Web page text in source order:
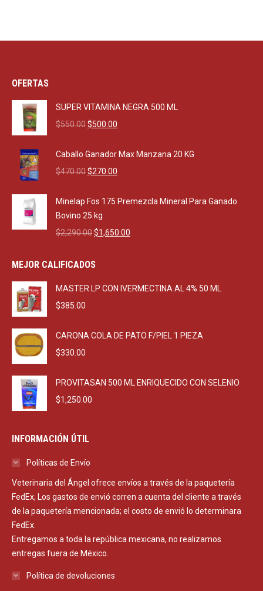
OFERTAS
SUPER VITAMINA NEGRA 500 ML
$550.00Original
was:
$550.00.
$500.00
is:
Caballo Ganador Max Manzana 20 KG
$470.00Original
was:
$470.00.
$270.00
is:
Minelap Fos 175 Premezcla Mineral Para Ganado
Bovino 25 kg
$2,290.00Original
was:
$1,650.00
MEJOR CALIFICADOS
MASTER LP CON IVERMECTINA AL 4% 50 ML
$385.00
CARONA COLA DE PATO F/PIEL 1 PIEZA
$330.00
PROVITASAN 500 ML ENRIQUECIDO CON SELENIO
$1,250.00
INFORMACIÓN ÚTIL
Políticas de Envío
Veterinaria del Ángel ofrece envíos a través de la paquetería
FedEx, Los gastos de envió corren a cuenta del cliente a través
de la paquetería mencionada; el costo de envió lo determinara
FedEx.
Entregamos a toda la república mexicana, no realizamos
entregas fuera de México.
Política de devoluciones